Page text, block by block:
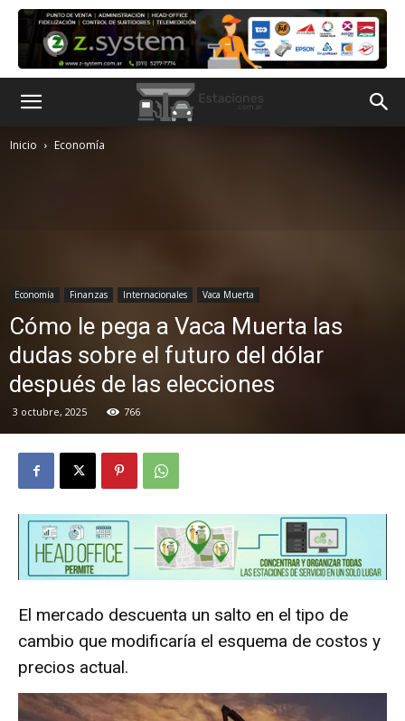
Inicio Economía
Economía Finanzas Internacionales Vaca Muerta
Cómo le pega a Vaca Muerta las
dudas sobre el futuro del dólar
después de las elecciones
3 octubre, 2025 766
El mercado descuenta un salto en el tipo de
cambio que modificaría el esquema de costos y
precios actual.